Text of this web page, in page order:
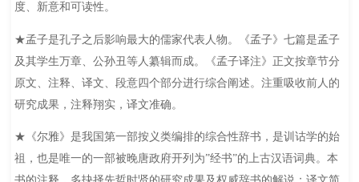
度、新意和可读性。
★孟子是孔子之后影响最大的儒家代表人物。《孟子》七篇是孟子
及其学生万章、公孙丑等人纂辑而成。《孟子译注》正文按章节分
原文、注释、译文、段意四个部分进行综合阐述。注重吸收前人的
研究成果，注释翔实，译文准确。
★《尔雅》是我国第一部按义类编排的综合性辞书，是训诂学的始
祖，也是唯一的一部被晚唐政府开列为”经书”的上古汉语词典。本